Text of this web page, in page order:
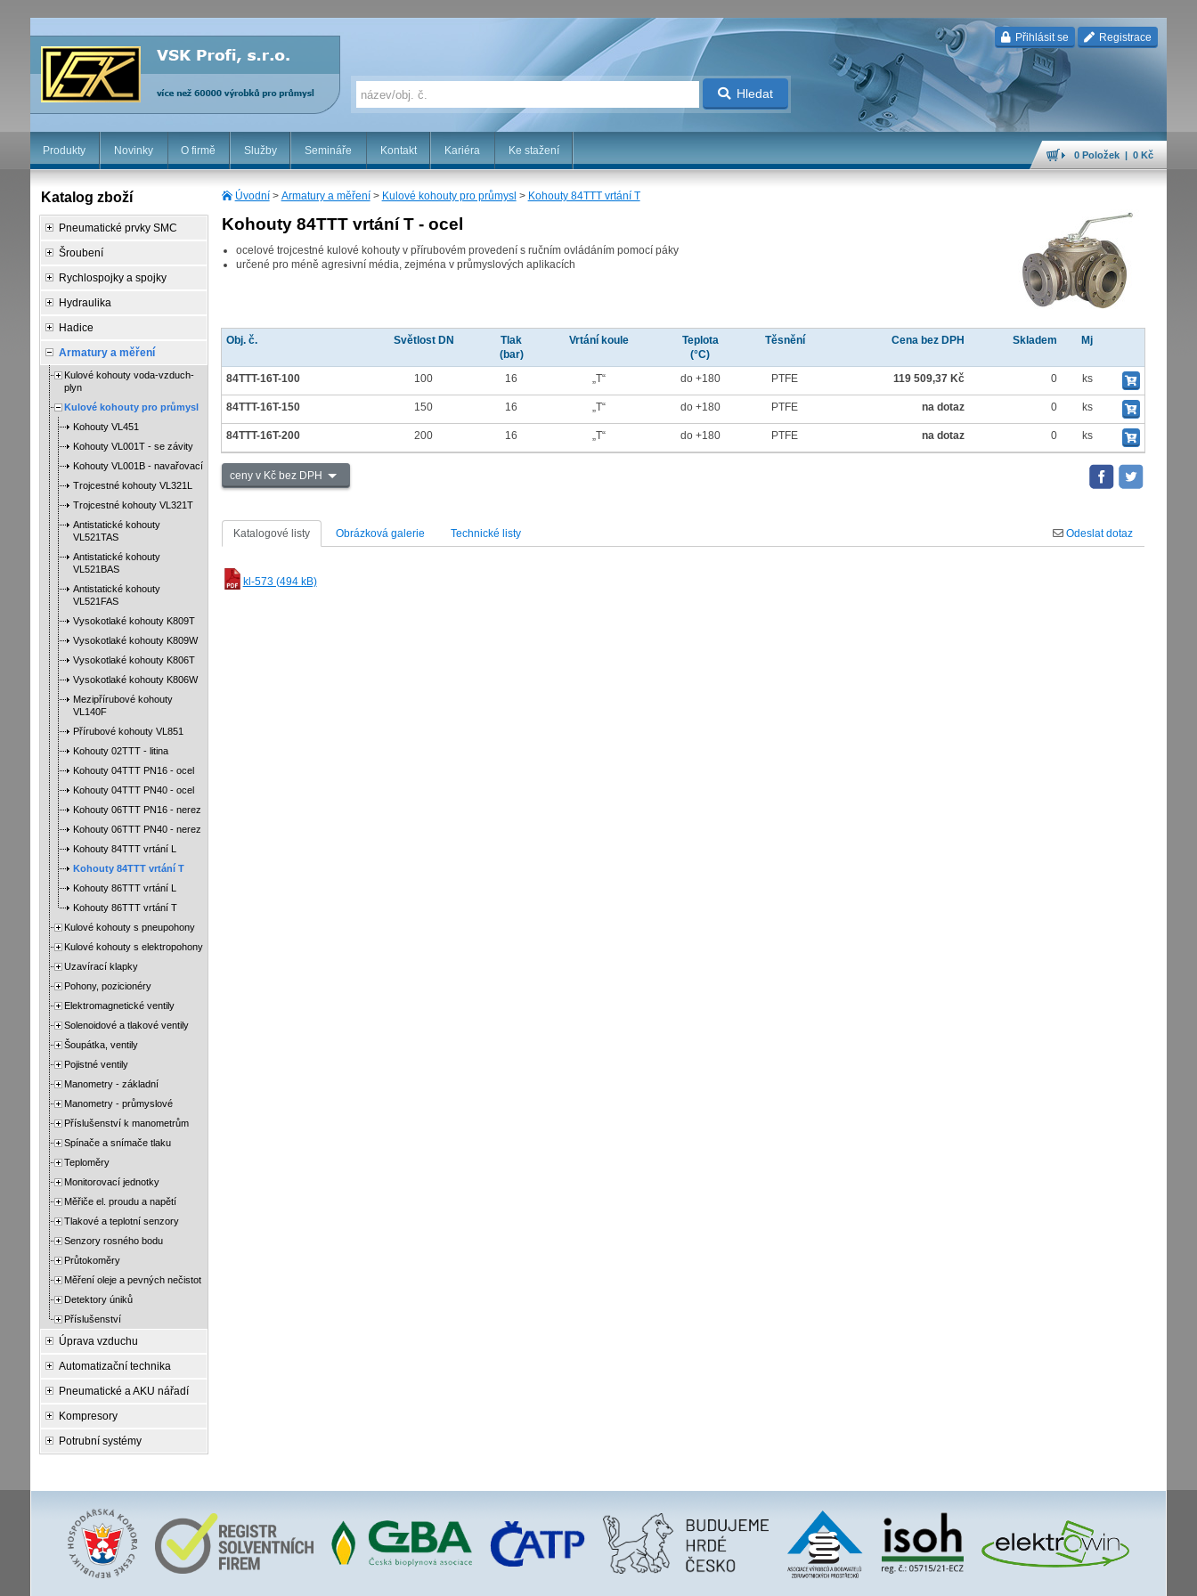
Přihlásit se Registrace
Hledat
Produkty Novinky O firmě Služby Semináře Kontakt Kariéra Ke stažení 0 Položek | 0 Kč
Úvodní> Armatury a měření> Kulové kohouty pro průmysl > Kohouty 84TTT vrtání T
Kohouty 84TTT vrtání T - ocel
ocelové trojcestné kulové kohouty v přírubovém provedení s ručním ovládáním pomocí páky
určené pro méně agresivní média, zejména v průmyslových aplikacích
Obj. č. Světlost DN
Tlak
(bar)
Vrtání koule
Teplota
(°C)
Těsnění Cena bez DPH Skladem Mj
84TTT-16T-100 100 16 „T“ do +180 PTFE 119 509,37 Kč 0 ks
84TTT-16T-150 150 16 „T“ do +180 PTFE na dotaz 0 ks
84TTT-16T-200 200 16 „T“ do +180 PTFE na dotaz 0 ks
ceny v Kč bez DPH
Katalogové listy Obrázková galerie Technické listy Odeslat dotaz
kl-573 (494 kB)
Katalog zboží
Pneumatické prvky SMC
Šroubení
Rychlospojky a spojky
Hydraulika
Hadice
Armatury a měření
Kulové kohouty voda-vzduch-
plyn
Kulové kohouty pro průmysl
Kohouty VL451
Kohouty VL001T - se závity
Kohouty VL001B - navařovací
Trojcestné kohouty VL321L
Trojcestné kohouty VL321T
Antistatické kohouty
VL521TAS
Antistatické kohouty
VL521BAS
Antistatické kohouty
VL521FAS
Vysokotlaké kohouty K809T
Vysokotlaké kohouty K809W
Vysokotlaké kohouty K806T
Vysokotlaké kohouty K806W
Mezipřírubové kohouty
VL140F
Přírubové kohouty VL851
Kohouty 02TTT - litina
Kohouty 04TTT PN16 - ocel
Kohouty 04TTT PN40 - ocel
Kohouty 06TTT PN16 - nerez
Kohouty 06TTT PN40 - nerez
Kohouty 84TTT vrtání L
Kohouty 84TTT vrtání T
Kohouty 86TTT vrtání L
Kohouty 86TTT vrtání T
Kulové kohouty s pneupohony
Kulové kohouty s elektropohony
Uzavírací klapky
Pohony, pozicionéry
Elektromagnetické ventily
Solenoidové a tlakové ventily
Šoupátka, ventily
Pojistné ventily
Manometry - základní
Manometry - průmyslové
Příslušenství k manometrům
Spínače a snímače tlaku
Teploměry
Monitorovací jednotky
Měřiče el. proudu a napětí
Tlakové a teplotní senzory
Senzory rosného bodu
Průtokoměry
Měření oleje a pevných nečistot
Detektory úniků
Příslušenství
Úprava vzduchu
Automatizační technika
Pneumatické a AKU nářadí
Kompresory
Potrubní systémy